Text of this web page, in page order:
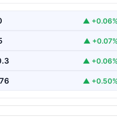
ilgili önemli…
▲
▲
▲
▲